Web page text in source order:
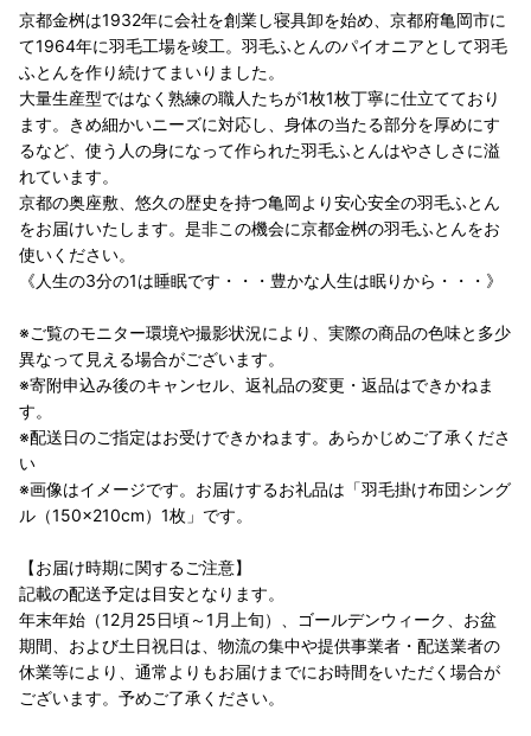
京都金桝は1932年に会社を創業し寝具卸を始め、京都府亀岡市に
て1964年に羽毛工場を竣工。羽毛ふとんのパイオニアとして羽毛
ふとんを作り続けてまいりました。
大量生産型ではなく熟練の職人たちが1枚1枚丁寧に仕立てており
ます。きめ細かいニーズに対応し、身体の当たる部分を厚めにす
るなど、使う人の身になって作られた羽毛ふとんはやさしさに溢
れています。
京都の奥座敷、悠久の歴史を持つ亀岡より安心安全の羽毛ふとん
をお届けいたします。是非この機会に京都金桝の羽毛ふとんをお
使いください。
《人生の3分の1は睡眠です・・・豊かな人生は眠りから・・・》
※ご覧のモニター環境や撮影状況により、実際の商品の色味と多少
異なって見える場合がございます。
※寄附申込み後のキャンセル、返礼品の変更・返品はできかねま
す。
※配送日のご指定はお受けできかねます。あらかじめご了承くださ
い
※画像はイメージです。お届けするお礼品は「羽毛掛け布団シング
ル（150×210cm）1枚」です。
【お届け時期に関するご注意】
記載の配送予定は目安となります。
年末年始（12月25日頃～1月上旬）、ゴールデンウィーク、お盆
期間、および土日祝日は、物流の集中や提供事業者・配送業者の
休業等により、通常よりもお届けまでにお時間をいただく場合が
ございます。予めご了承ください。